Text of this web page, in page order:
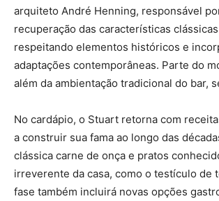
arquiteto André Henning, responsável
recuperação das características
respeitando elementos históricos e
adaptações contemporâneas. Parte do
além da ambientação tradicional do bar,
No cardápio, o Stuart retorna com
a construir sua fama ao longo das
clássica carne de onça e pratos
irreverente da casa, como o testículo de
fase também incluirá novas opções